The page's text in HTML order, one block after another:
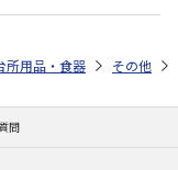
所用品・食器 その他
問